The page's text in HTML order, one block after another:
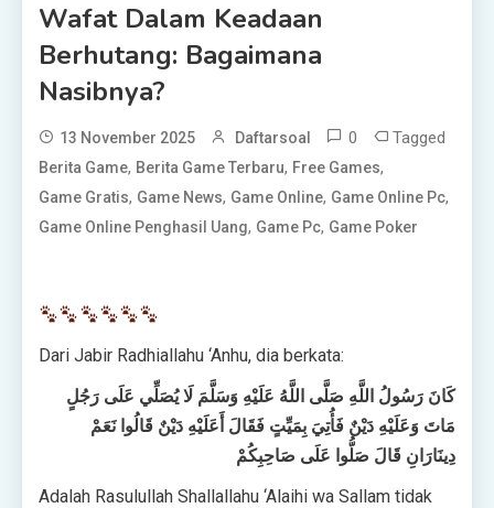
Wafat Dalam Keadaan
Berhutang: Bagaimana
Nasibnya?
13 November 2025 Daftarsoal 0 Tagged
Berita Game, Berita Game Terbaru, Free Games,
Game Gratis, Game News, Game Online, Game Online Pc,
Game Online Penghasil Uang, Game Pc, Game Poker
Dari Jabir Radhiallahu ‘Anhu, dia berkata:
كَانَ رَسُولُ اللَّهِ صَلَّى اللَّهُ عَلَيْهِ وَسَلَّمَ لَا يُصَلِّي عَلَى رَجُلٍ
مَاتَ وَعَلَيْهِ دَيْنٌ فَأُتِيَ بِمَيِّتٍ فَقَالَ أَعَلَيْهِ دَيْنٌ قَالُوا نَعَمْ
دِينَارَانِ قَالَ صَلُّوا عَلَى صَاحِبِكُمْ
Adalah Rasulullah Shallallahu ‘Alaihi wa Sallam tidak